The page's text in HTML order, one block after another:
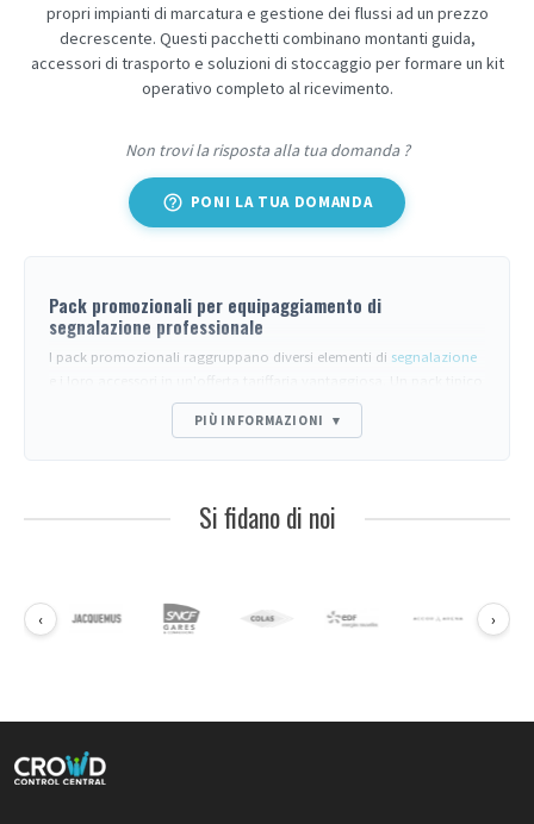
propri impianti di marcatura e gestione dei flussi ad un prezzo
decrescente. Questi pacchetti combinano montanti guida,
accessori di trasporto e soluzioni di stoccaggio per formare un kit
operativo completo al ricevimento.
Non trovi la risposta alla tua domanda ?
help_outline PONI LA TUA DOMANDA
Pack promozionali per equipaggiamento di
segnalazione professionale
I pack promozionali raggruppano diversi elementi di segnalazione
include un lotto di paletti di guida (spesso 25 unità per intervento),
un carrello di trasporto adatto, e talvolta cinghie o cordoni di
trasporto dedicato. Questo formato risponde alle esigenze dei
servizi di protezione civile, squadre logistiche eventi e gestori di
standard (cinghie da 3 m tese).
PIÙ INFORMAZIONI ▾
Si fidano di noi
‹ ›